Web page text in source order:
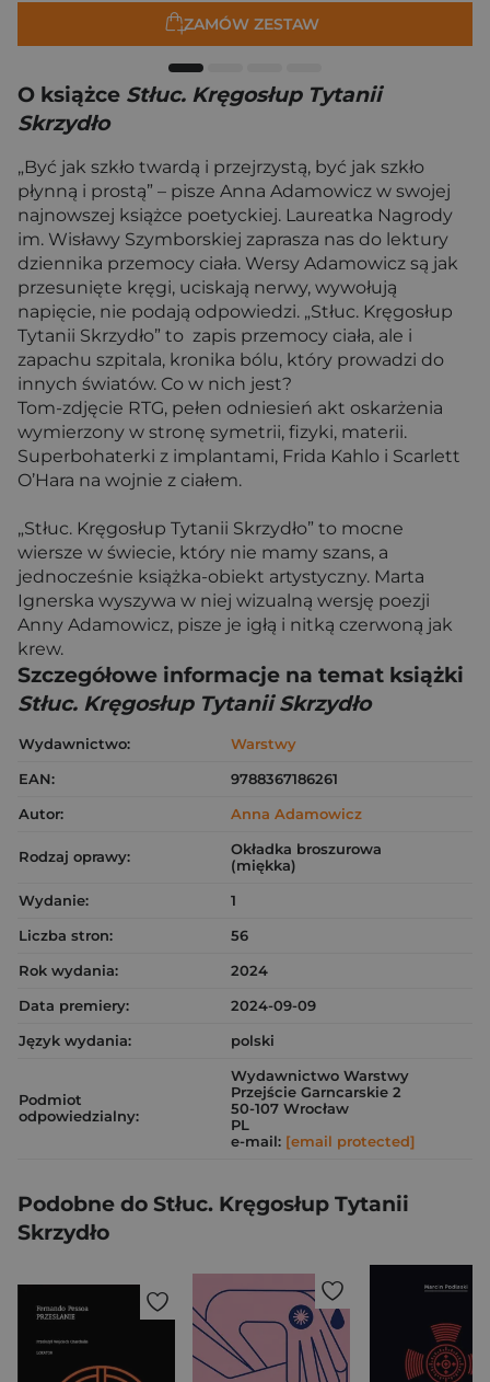
ZAMÓW ZESTAW
O książce Stłuc. Kręgosłup Tytanii
Skrzydło
„Być jak szkło twardą i przejrzystą, być jak szkło
płynną i prostą” – pisze Anna Adamowicz w swojej
najnowszej książce poetyckiej. Laureatka Nagrody
im. Wisławy Szymborskiej zaprasza nas do lektury
dziennika przemocy ciała. Wersy Adamowicz są jak
przesunięte kręgi, uciskają nerwy, wywołują
napięcie, nie podają odpowiedzi. „Stłuc. Kręgosłup
Tytanii Skrzydło” to zapis przemocy ciała, ale i
zapachu szpitala, kronika bólu, który prowadzi do
innych światów. Co w nich jest?
Tom-zdjęcie RTG, pełen odniesień akt oskarżenia
wymierzony w stronę symetrii, fizyki, materii.
Superbohaterki z implantami, Frida Kahlo i Scarlett
O’Hara na wojnie z ciałem.
„Stłuc. Kręgosłup Tytanii Skrzydło” to mocne
wiersze w świecie, który nie mamy szans, a
jednocześnie książka-obiekt artystyczny. Marta
Ignerska wyszywa w niej wizualną wersję poezji
Anny Adamowicz, pisze je igłą i nitką czerwoną jak
krew.
Szczegółowe informacje na temat książki
Stłuc. Kręgosłup Tytanii Skrzydło
Wydawnictwo:
Warstwy
EAN:
9788367186261
Autor:
Anna Adamowicz
Rodzaj oprawy:
Okładka broszurowa
(miękka)
Wydanie:
1
Liczba stron:
56
Rok wydania:
2024
Data premiery:
2024-09-09
Język wydania:
polski
Podmiot
odpowiedzialny:
Wydawnictwo Warstwy
Przejście Garncarskie 2
50-107 Wrocław
PL
e-mail: [email protected]
Podobne do Stłuc. Kręgosłup Tytanii
Skrzydło